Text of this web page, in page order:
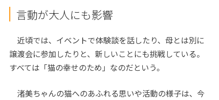
言動が大人にも影響
近頃では、イベントで体験談を話したり、母とは別に
譲渡会に参加したりと、新しいことにも挑戦している。
すべては「猫の幸せのため」なのだという。
渚美ちゃんの猫へのあふれる思いや活動の様子は、今